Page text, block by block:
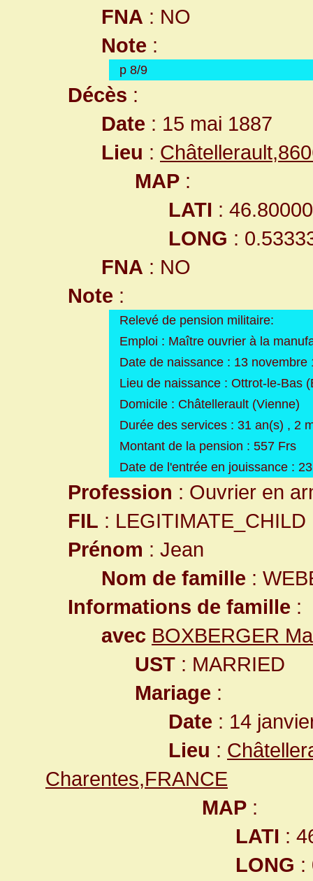
FNA : NO
Note :
p 8/9
Décès :
Date : 15 mai 1887
Lieu :
MAP :
LATI :
LONG :
FNA : NO
Note :
Relevé de pension militaire:
Emploi : Maître ouvrier à la
Date de naissance : 13 novembre
Lieu de naissance : Ottrot-le-Bas
Domicile : Châtellerault (Vienne)
Durée des services : 31 an(s) , 2
Montant de la pension : 557 Frs
Date de l'entrée en jouissance :
Profession : Ouvrier en
FIL : LEGITIMATE_CHILD
Prénom : Jean
Nom de famille :
Informations de famille :
avec BOXBERGER
UST : MARRIED
Mariage :
Date : 14
Lieu :
Charentes,FRANCE
MAP :
LATI :
LONG :